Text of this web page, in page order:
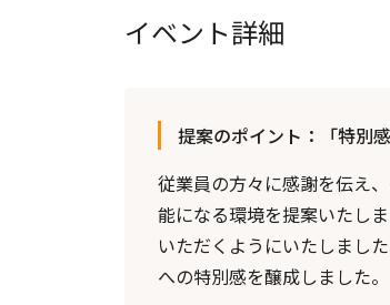
イベント詳細
提案のポイント：「特別
従業員の方々に感謝を伝え
能になる環境を提案いたし
いただくようにいたしまし
への特別感を醸成しました。